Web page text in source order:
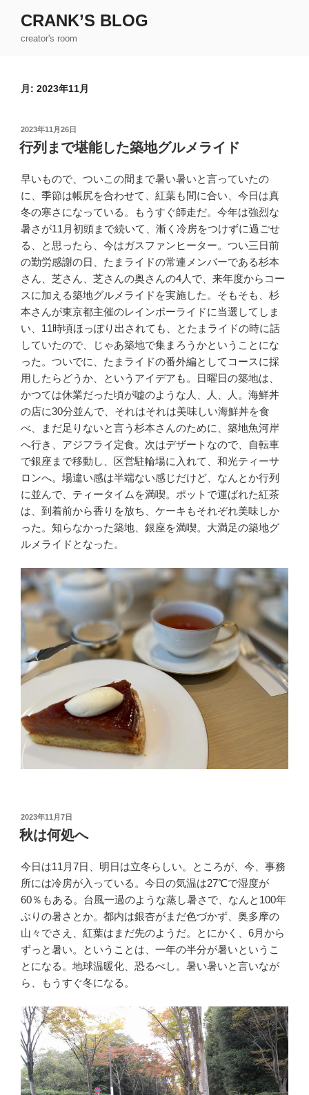
CRANK’S BLOG
creator's room
月: 2023年11月
投
稿
日:
2023年11月26日
行列まで堪能した築地グルメライド
早いもので、ついこの間まで暑い暑いと言っていたの
に、季節は帳尻を合わせて、紅葉も間に合い、今日は真
冬の寒さになっている。もうすぐ師走だ。今年は強烈な
暑さが11月初頭まで続いて、漸く冷房をつけずに過ごせ
る、と思ったら、今はガスファンヒーター。つい三日前
の勤労感謝の日、たまライドの常連メンバーである杉本
さん、芝さん、芝さんの奥さんの4人で、来年度からコー
スに加える築地グルメライドを実施した。そもそも、杉
本さんが東京都主催のレインボーライドに当選してしま
い、11時頃ほっぽり出されても、とたまライドの時に話
していたので、じゃあ築地で集まろうかということにな
った。ついでに、たまライドの番外編としてコースに採
用したらどうか、というアイデアも。日曜日の築地は、
かつては休業だった頃が嘘のような人、人、人。海鮮丼
の店に30分並んで、それはそれは美味しい海鮮丼を食
べ、まだ足りないと言う杉本さんのために、築地魚河岸
へ行き、アジフライ定食。次はデザートなので、自転車
で銀座まで移動し、区営駐輪場に入れて、和光ティーサ
ロンへ。場違い感は半端ない感じだけど、なんとか行列
に並んで、ティータイムを満喫。ポットで運ばれた紅茶
は、到着前から香りを放ち、ケーキもそれぞれ美味しか
った。知らなかった築地、銀座を満喫。大満足の築地グ
ルメライドとなった。
投
稿
日:
2023年11月7日
秋は何処へ
今日は11月7日、明日は立冬らしい。ところが、今、事務
所には冷房が入っている。今日の気温は27℃で湿度が
60％もある。台風一過のような蒸し暑さで、なんと100年
ぶりの暑さとか。都内は銀杏がまだ色づかず、奥多摩の
山々でさえ、紅葉はまだ先のようだ。とにかく、6月から
ずっと暑い。ということは、一年の半分が暑いというこ
とになる。地球温暖化、恐るべし。暑い暑いと言いなが
ら、もうすぐ冬になる。